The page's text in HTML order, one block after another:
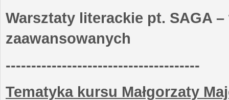
Warsztaty literackie pt. SAGA
zaawansowanych
--------------------------------------
Tematyka kursu Małgorzaty